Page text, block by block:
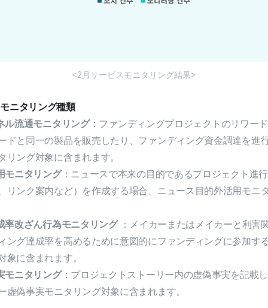
<2月サービスモニタリング結果>
ニタリング種類
ル流通モニタリング：ファンディングプロジェクトのリワー
ドと同一の製品を販売したり、ファンディング資金調達を進
リング対象に含まれます。
モニタリング：ニュースで本来の目的であるプロジェクト進
リンク案内など）を作成する場合、ニュース目的外活用モニ
率改ざん行為モニタリング ：メイカーまたはメイカーと利害
ング達成率を高めるために意図的にファンディングに参加す
象に含まれます。
モニタリング：プロジェクトストーリー内の虚偽事実を記載
虚偽事実モニタリング対象に含まれます。